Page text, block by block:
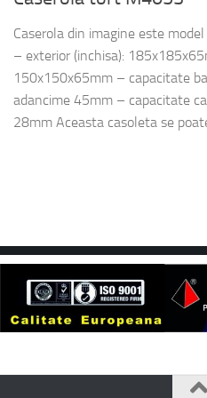
Caserola din imagine este
– exterior (inchisa):
150x150x65mm – capacitate
adancime 45mm – capacitate
28mm Aceasta casoleta se